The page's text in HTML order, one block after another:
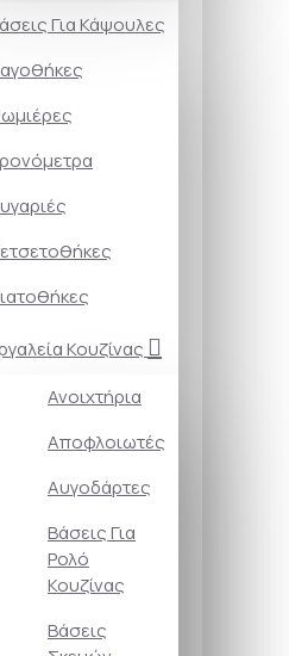
Για Κάψουλες
Κουζίνας
Ανοιχτήρια
Αποφλοιωτές
Αυγοδάρτες
Βάσεις Για
Ρολό
Κουζίνας
Βάσεις